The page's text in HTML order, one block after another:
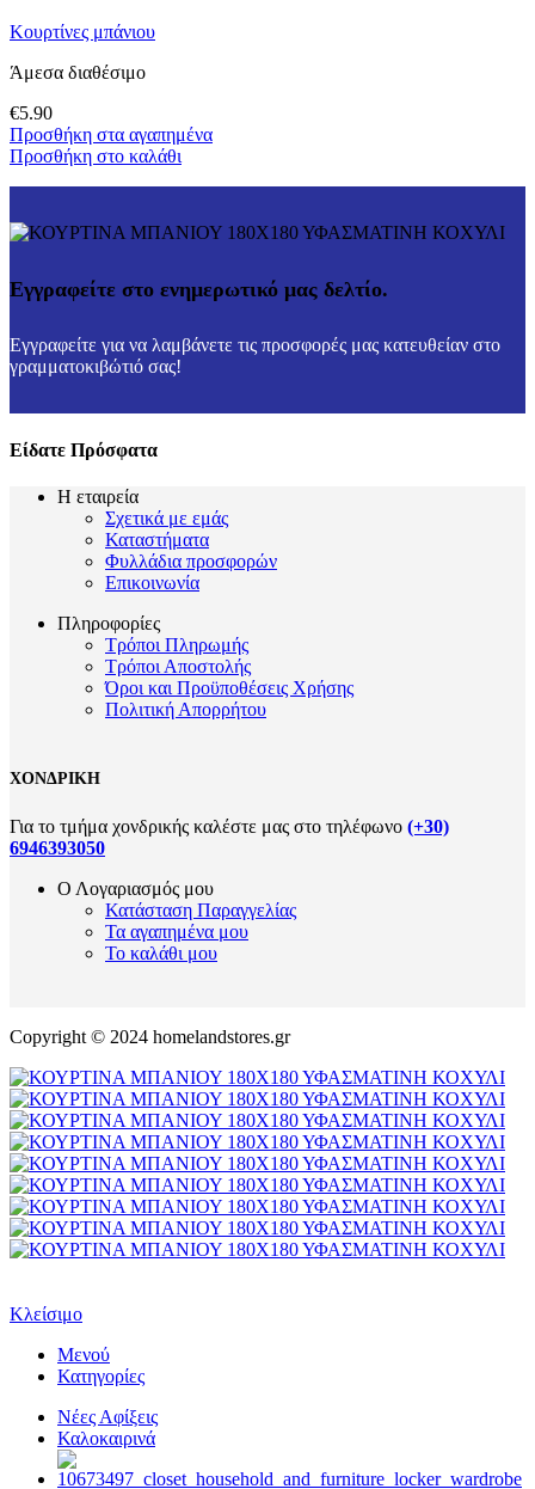
Κουρτίνες μπάνιου
Άμεσα διαθέσιμο
€5.90
Προσθήκη στα αγαπημένα
Προσθήκη στο καλάθι
Εγγραφείτε στο ενημερωτικό μας δελτίο.
Εγγραφείτε για να λαμβάνετε τις προσφορές μας κατευθείαν στο
γραμματοκιβώτιό σας!
Είδατε Πρόσφατα
Η εταιρεία
Σχετικά με εμάς
Καταστήματα
Φυλλάδια προσφορών
Επικοινωνία
Πληροφορίες
Τρόποι Πληρωμής
Τρόποι Αποστολής
Όροι και Προϋποθέσεις Χρήσης
Πολιτική Απορρήτου
ΧΟΝΔΡΙΚΗ
Για το τμήμα χονδρικής καλέστε μας στο τηλέφωνο (+30)
6946393050
Ο Λογαριασμός μου
Κατάσταση Παραγγελίας
Τα αγαπημένα μου
Το καλάθι μου
Copyright © 2024 homelandstores.gr
Κλείσιμο
Μενού
Κατηγορίες
Νέες Αφίξεις
Καλοκαιρινά